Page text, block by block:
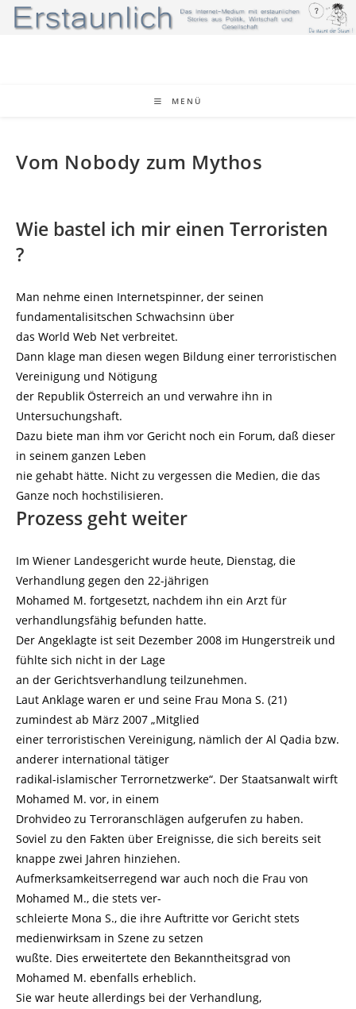
Zum
Inhalt
MENÜ
Vom Nobody zum Mythos
Wie bastel ich mir einen Terroristen
?
Man nehme einen Internetspinner, der seinen
fundamentalisitschen Schwachsinn über
das World Web Net verbreitet.
Dann klage man diesen wegen Bildung einer terroristischen
Vereinigung und Nötigung
der Republik Österreich an und verwahre ihn in
Untersuchungshaft.
Dazu biete man ihm vor Gericht noch ein Forum, daß dieser
in seinem ganzen Leben
nie gehabt hätte. Nicht zu vergessen die Medien, die das
Ganze noch hochstilisieren.
Prozess geht weiter
Im Wiener Landesgericht wurde heute, Dienstag, die
Verhandlung gegen den 22-jährigen
Mohamed M. fortgesetzt, nachdem ihn ein Arzt für
verhandlungsfähig befunden hatte.
Der Angeklagte ist seit Dezember 2008 im Hungerstreik und
fühlte sich nicht in der Lage
an der Gerichtsverhandlung teilzunehmen.
Laut Anklage waren er und seine Frau Mona S. (21)
zumindest ab März 2007 „Mitglied
einer terroristischen Vereinigung, nämlich der Al Qadia bzw.
anderer international tätiger
radikal-islamischer Terrornetzwerke“. Der Staatsanwalt wirft
Mohamed M. vor, in einem
Drohvideo zu Terroranschlägen aufgerufen zu haben.
Soviel zu den Fakten über Ereignisse, die sich bereits seit
knappe zwei Jahren hinziehen.
Aufmerksamkeitserregend war auch noch die Frau von
Mohamed M., die stets ver-
schleierte Mona S., die ihre Auftritte vor Gericht stets
medienwirksam in Szene zu setzen
wußte. Dies erweitertete den Bekanntheitsgrad von
Mohamed M. ebenfalls erheblich.
Sie war heute allerdings bei der Verhandlung,